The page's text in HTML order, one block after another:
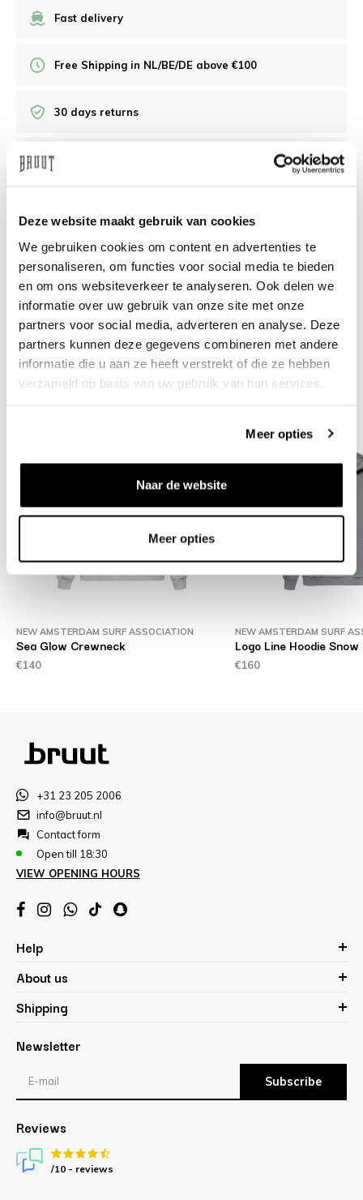
Deze website maakt gebruik van cookies
We gebruiken cookies om content en advertenties te
personaliseren, om functies voor social media te bieden
en om ons websiteverkeer te analyseren. Ook delen we
informatie over uw gebruik van onze site met onze
partners voor social media, adverteren en analyse. Deze
partners kunnen deze gegevens combineren met andere
informatie die u aan ze heeft verstrekt of die ze hebben
verzameld op basis van uw gebruik van hun services.
Meer opties
Naar de website
Meer opties
Fast delivery
Free Shipping in NL/BE/DE above €100
30 days returns
Need help?We're glad to help
info@bruut.nl Live chat Whatsapp
About this product
Shipment and returns
Related products
NEW AMSTERDAM SURF ASSOCIATION
Sea Glow Crewneck
€140
NEW AMSTERDAM SURF
Logo Line Hoodie
€160
+31 23 205 2006
info@bruut.nl
Contact form
Open till 18:30
VIEW OPENING HOURS
Help
About us
Shipping
Newsletter
Subscribe
Reviews
/10 - reviews